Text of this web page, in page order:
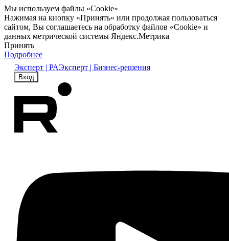
Мы используем файлы «Cookie»
Нажимая на кнопку «Принять» или продолжая пользоваться
сайтом, Вы соглашаетесь на обработку файлов «Cookie» и
данных метрической системы Яндекс.Метрика
Принять
Подробнее
Эксперт | РАЭксперт | Бизнес-решения
Вход